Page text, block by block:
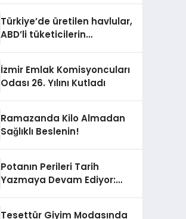
Türkiye’de üretilen havlular,
ABD’li tüketicilerin
İzmir Emlak Komisyoncuları
Odası 26. Yılını Kutladı
Ramazanda Kilo Almadan
Sağlıklı Beslenin!
Potanın Perileri Tarih
Yazmaya Devam Ediyor:
Tesettür Giyim Modasında